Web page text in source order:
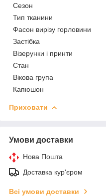
Сезон
Тип тканини
Фасон вирізу горловини
Застібка
Візерунки і принти
Стан
Вікова група
Капюшон
Приховати
Умови доставки
Нова Пошта
Доставка кур'єром
Всі умови доставки